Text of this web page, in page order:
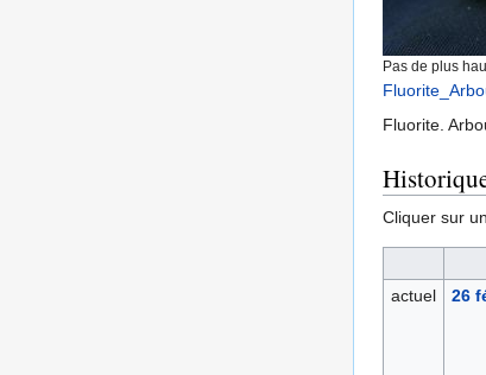
Pas de plus
Fluorite.
Cliquer sur
actuel
26